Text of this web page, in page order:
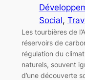
Social,
Les tourbières de
réservoirs de
régulation du
naturels, souvent
d’une découverte